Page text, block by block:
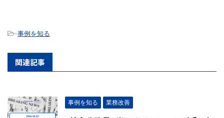
-事例を知る
関連記事
事例を知る 業務改善